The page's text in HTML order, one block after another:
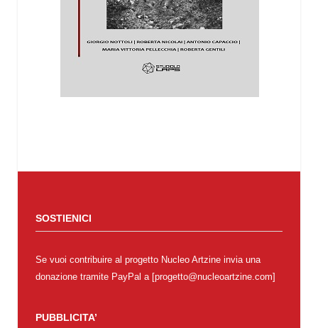
SOSTIENICI
Se vuoi contribuire al progetto Nucleo Artzine invia una
donazione tramite PayPal a [progetto@nucleoartzine.com]
PUBBLICITA’